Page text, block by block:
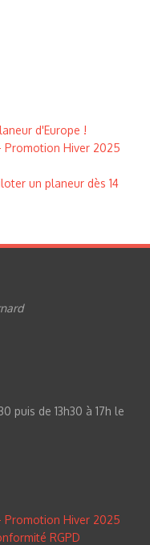
d'Europe !
Promotion Hiver 2025
un planeur dès 14
puis de 13h30 à 17h le
Promotion Hiver 2025
RGPD